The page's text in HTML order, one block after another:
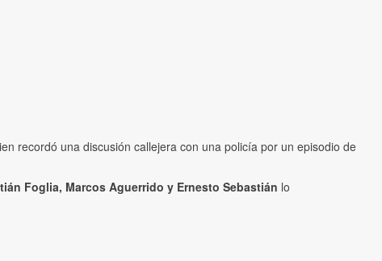
recordó una discusión callejera con una policía por un episodio de
Foglia, Marcos Aguerrido y Ernesto Sebastián lo